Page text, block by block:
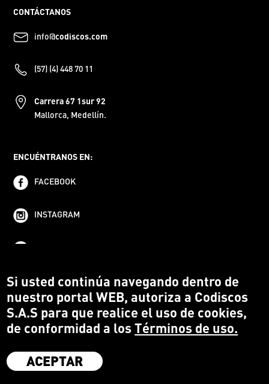
CONTÁCTANOS
info@codiscos.com
(57) (4) 448 70 11
Carrera 67 1sur 92
Mallorca, Medellín.
ENCUÉNTRANOS EN:
FACEBOOK
INSTAGRAM
Codiscos S.A.S
Si usted continúa navegando dentro de
nuestro portal WEB, autoriza a Codiscos
S.A.S para que realice el uso de cookies,
de conformidad a losTérminos de uso.
ACEPTAR